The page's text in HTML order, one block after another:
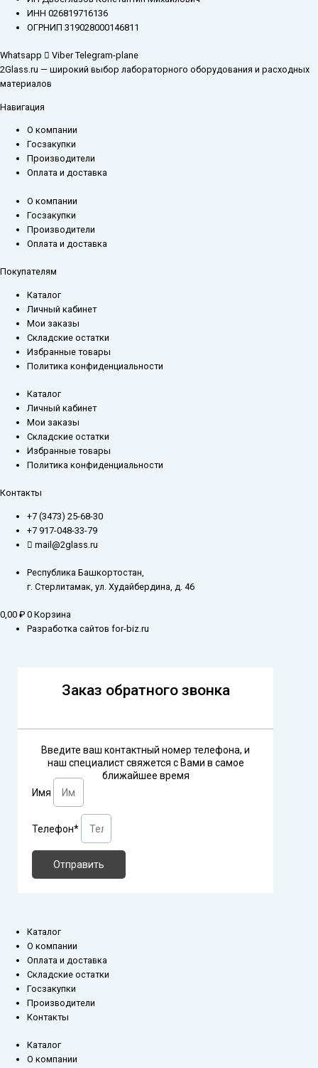
ИНН 026819716136
ОГРНИП 319028000146811
Whatsapp Viber Telegram-plane
2Glass.ru — широкий выбор лабораторного оборудования и расходных
материалов
Навигация
О компании
Госзакупки
Производители
Оплата и доставка
О компании
Госзакупки
Производители
Оплата и доставка
Покупателям
Каталог
Личный кабинет
Мои заказы
Складские остатки
Избранные товары
Политика конфиденциальности
Каталог
Личный кабинет
Мои заказы
Складские остатки
Избранные товары
Политика конфиденциальности
Контакты
+7 (3473) 25-68-30
+7 917-048-33-79
mail@2glass.ru
Республика Башкортостан,
г. Стерлитамак, ул. Худайбердина, д. 46
0,00 ₽ 0 Корзина
Разработка сайтов for-biz.ru
Заказ обратного звонка
Введите ваш контактный номер телефона, и
наш специалист свяжется с Вами в самое
ближайшее время
Имя
Телефон*
Отправить
Каталог
О компании
Оплата и доставка
Складские остатки
Госзакупки
Производители
Контакты
Каталог
О компании